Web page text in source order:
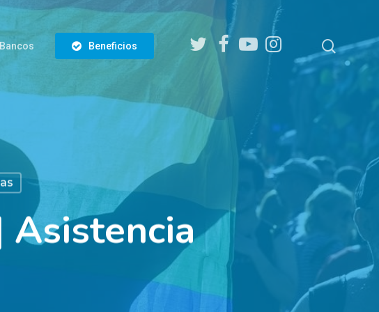
Bancos Beneficios
twitter facebookyoutubeinstagram search
Asistencia